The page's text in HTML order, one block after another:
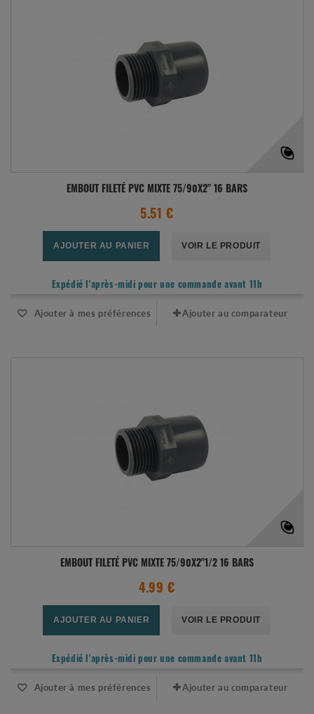
EMBOUT FILETÉ PVC MIXTE 75/90X2" 16 BARS
5.51 €
AJOUTER AU PANIER VOIR LE PRODUIT
Expédié l'après-midi pour une commande avant 11h
Ajouter à mes préférences Ajouter au comparateur
EMBOUT FILETÉ PVC MIXTE 75/90X2"1/2 16 BARS
4.99 €
AJOUTER AU PANIER VOIR LE PRODUIT
Expédié l'après-midi pour une commande avant 11h
Ajouter à mes préférences Ajouter au comparateur